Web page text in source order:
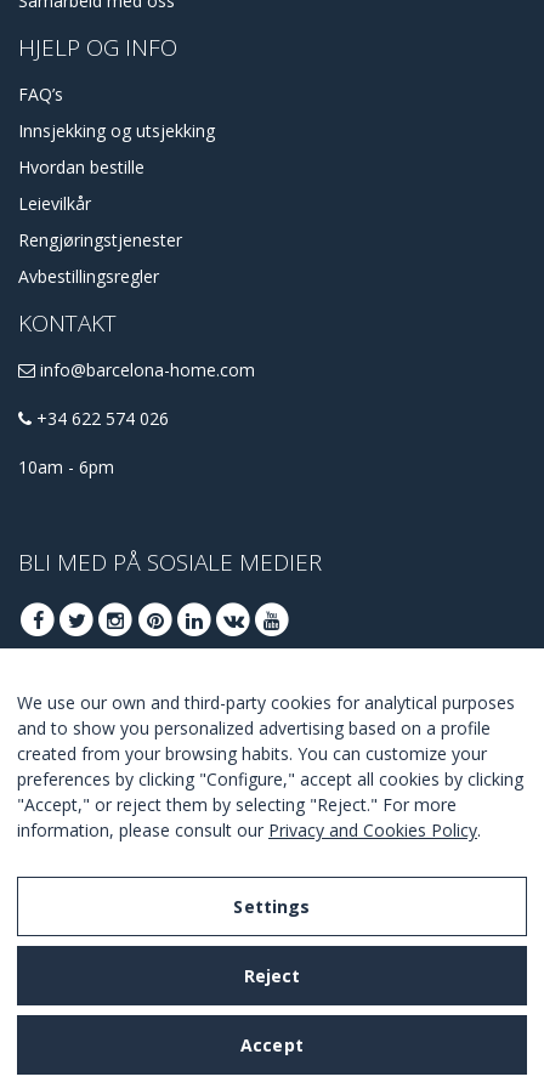
HJELP OG INFO
FAQ’s
Innsjekking og utsjekking
Hvordan bestille
Leievilkår
Rengjøringstjenester
Avbestillingsregler
KONTAKT
info@barcelona-home.com
+34 622 574 026
10am - 6pm
BLI MED PÅ SOSIALE MEDIER
BLI MED FOR Å FÅ VÅRE BESTE TILBUDENE
ABONNER
I Agree with the terms and conditions
We use our own and third-party cookies for analytical purposes
and to show you personalized advertising based on a profile
created from your browsing habits. You can customize your
preferences by clicking "Configure," accept all cookies by clicking
"Accept," or reject them by selecting "Reject." For more
information, please consult our Privacy and Cookies Policy.
Settings
Reject
Accept
Legal Notice
Privacy and Cookies Policy
Terms and Conditions of Use
Settings